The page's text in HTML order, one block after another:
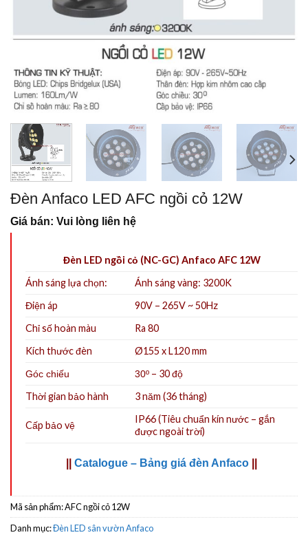
Đèn Anfaco LED AFC ngồi cỏ 12W
Giá bán: Vui lòng liên hệ
Đèn LED ngồi cỏ (NC-GC) Anfaco AFC 12W
Ánh sáng lựa chọn:
Ánh sáng vàng: 3200K
Điện áp
90V – 265V ~ 50Hz
Chỉ số hoàn màu
Ra 80
Kích thước đèn
Ø155 x L120 mm
Góc chiếu 30º – 30 độ
Thời gian bảo hành
3 năm (36 tháng)
Cấp bảo vệ
IP66(Tiêu chuẩn kín nước – gắn
được ngoài trời)
Catalogue – Bảng giá đèn Anfaco
Mã sản phẩm:AFC ngồi cỏ 12W
Danh mục:Đèn LED sân vườn Anfaco